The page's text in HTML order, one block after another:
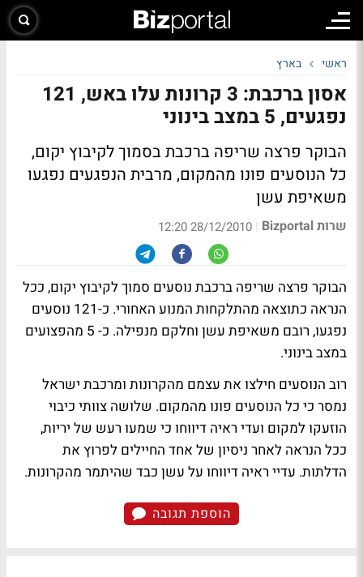
ראשי בארץ
אסון ברכבת: 3 קרונות עלו באש, 121
נפגעים, 5 במצב בינוני
הבוקר פרצה שריפה ברכבת בסמוך לקיבוץ יקום,
כל הנוסעים פונו מהמקום, מרבית הנפגעים נפגעו
משאיפת עשן
שרות Bizportal |
28/12/2010 12:20
הבוקר פרצה שריפה ברכבת נוסעים סמוך לקיבוץ יקום, ככל
הנראה כתוצאה מהתלקחות המנוע האחורי. כ-121 נוסעים
נפגעו, רובם משאיפת עשן וחלקם מנפילה. כ- 5 מהפצועים
במצב בינוני.
רוב הנוסעים חילצו את עצמם מהקרונות ומרכבת ישראל
נמסר כי כל הנוסעים פונו מהמקום. שלושה צוותי כיבוי
הוזעקו למקום ועדי ראיה דיווחו כי שמעו רעש של יריות,
ככל הנראה לאחר ניסיון של אחד החיילים לפרוץ את
הדלתות. עדיי ראיה דיווחו על עשן כבד שהיתמר מהקרונות.
הוספת תגובה